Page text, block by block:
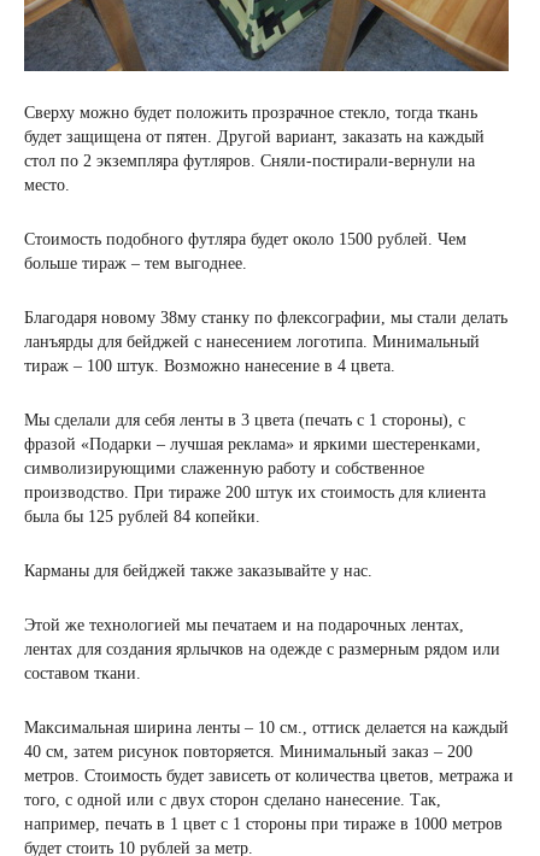
Сверху можно будет положить прозрачное стекло, тогда ткань
будет защищена от пятен. Другой вариант, заказать на каждый
стол по 2 экземпляра футляров. Сняли-постирали-вернули на
место.
Стоимость подобного футляра будет около 1500 рублей. Чем
больше тираж – тем выгоднее.
Благодаря новому 38му станку по флексографии, мы стали делать
ланъярды для бейджей с нанесением логотипа. Минимальный
тираж – 100 штук. Возможно нанесение в 4 цвета.
Мы сделали для себя ленты в 3 цвета (печать с 1 стороны), с
фразой «Подарки – лучшая реклама» и яркими шестеренками,
символизирующими слаженную работу и собственное
производство. При тираже 200 штук их стоимость для клиента
была бы 125 рублей 84 копейки.
Карманы для бейджей также заказывайте у нас.
Этой же технологией мы печатаем и на подарочных лентах,
лентах для создания ярлычков на одежде с размерным рядом или
составом ткани.
Максимальная ширина ленты – 10 см., оттиск делается на каждый
40 см, затем рисунок повторяется. Минимальный заказ – 200
метров. Стоимость будет зависеть от количества цветов, метража и
того, с одной или с двух сторон сделано нанесение. Так,
например, печать в 1 цвет с 1 стороны при тираже в 1000 метров
будет стоить 10 рублей за метр.